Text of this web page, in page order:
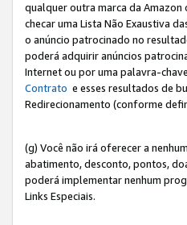
qualquer outra marca da Amazon
checar uma Lista Não Exaustiva
o anúncio patrocinado no
poderá adquirir anúncios
Internet ou por uma palavra-
Contrato e esses resultados de
Redirecionamento (conforme
(g) Você não irá oferecer a
abatimento, desconto, pontos,
poderá implementar nenhum
Links Especiais.